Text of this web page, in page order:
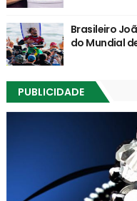
Brasileiro
do Mundial
PUBLICIDADE